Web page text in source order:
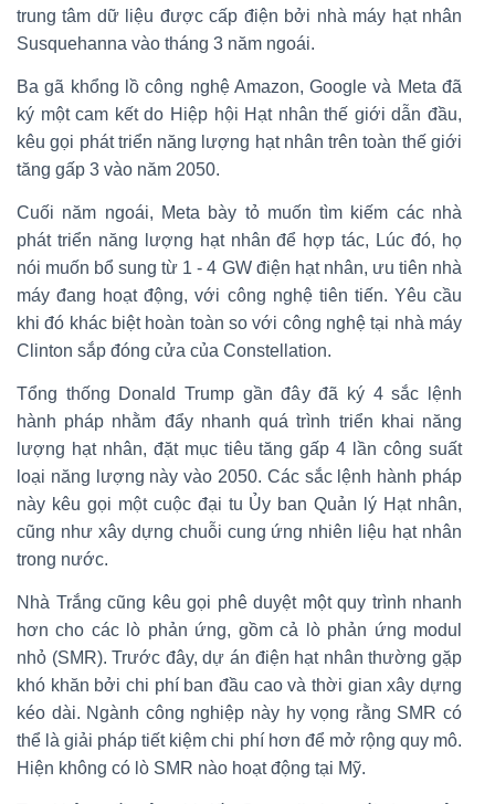
trung tâm dữ liệu được cấp điện bởi nhà máy hạt nhân
Susquehanna vào tháng 3 năm ngoái.
Ba gã khổng lồ công nghệ Amazon, Google và Meta đã
ký một cam kết do Hiệp hội Hạt nhân thế giới dẫn đầu,
kêu gọi phát triển năng lượng hạt nhân trên toàn thế giới
tăng gấp 3 vào năm 2050.
Cuối năm ngoái, Meta bày tỏ muốn tìm kiếm các nhà
phát triển năng lượng hạt nhân để hợp tác, Lúc đó, họ
nói muốn bổ sung từ 1 - 4 GW điện hạt nhân, ưu tiên nhà
máy đang hoạt động, với công nghệ tiên tiến. Yêu cầu
khi đó khác biệt hoàn toàn so với công nghệ tại nhà máy
Clinton sắp đóng cửa của Constellation.
Tổng thống Donald Trump gần đây đã ký 4 sắc lệnh
hành pháp nhằm đẩy nhanh quá trình triển khai năng
lượng hạt nhân, đặt mục tiêu tăng gấp 4 lần công suất
loại năng lượng này vào 2050. Các sắc lệnh hành pháp
này kêu gọi một cuộc đại tu Ủy ban Quản lý Hạt nhân,
cũng như xây dựng chuỗi cung ứng nhiên liệu hạt nhân
trong nước.
Nhà Trắng cũng kêu gọi phê duyệt một quy trình nhanh
hơn cho các lò phản ứng, gồm cả lò phản ứng modul
nhỏ (SMR). Trước đây, dự án điện hạt nhân thường gặp
khó khăn bởi chi phí ban đầu cao và thời gian xây dựng
kéo dài. Ngành công nghiệp này hy vọng rằng SMR có
thể là giải pháp tiết kiệm chi phí hơn để mở rộng quy mô.
Hiện không có lò SMR nào hoạt động tại Mỹ.